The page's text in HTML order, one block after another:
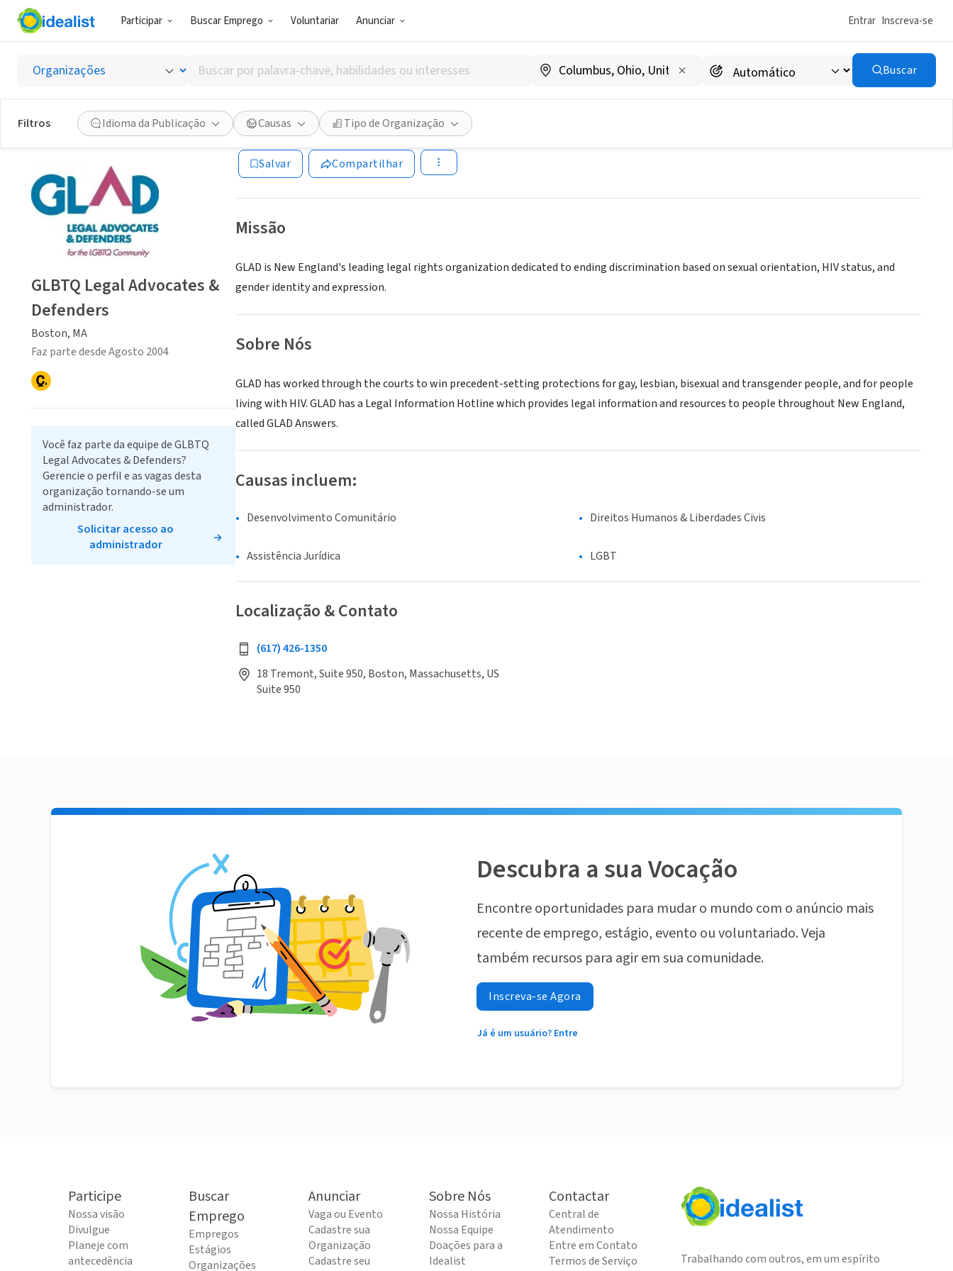
Participar Buscar Emprego Voluntariar Anunciar Entrar Inscreva-se
Buscar
por
palavra-
chave,
habilidades
ou
interesses
Buscar
Filtros Idioma da Publicação Causas Tipo de Organização
GLBTQ Legal Advocates & Defenders
Boston, MA www.glad.org
Salvar Compartilhar
Missão
GLAD is New England's leading legal rights organization dedicated to ending discrimination based on sexual orientation, HIV status, and
gender identity and expression.
Sobre Nós
GLAD has worked through the courts to win precedent-setting protections for gay, lesbian, bisexual and transgender people, and for people
living with HIV. GLAD has a Legal Information Hotline which provides legal information and resources to people throughout New England,
called GLAD Answers.
Causas incluem:
Desenvolvimento Comunitário Direitos Humanos & Liberdades Civis
Assistência Jurídica LGBT
Localização & Contato
(617) 426-1350
18 Tremont, Suite 950, Boston, Massachusetts, US
Suite 950
GLBTQ Legal Advocates &
Defenders
Boston, MA
Faz parte desde Agosto 2004
Você faz parte da equipe de GLBTQ
Legal Advocates & Defenders?
Gerencie o perfil e as vagas desta
organização tornando-se um
administrador.
Solicitar acesso ao
administrador
Descubra a sua Vocação
Encontre oportunidades para mudar o mundo com o anúncio mais
recente de emprego, estágio, evento ou voluntariado. Veja
também recursos para agir em sua comunidade.
Inscreva-se Agora
Já é um usuário? Entre
Participe
Nossa visão
Divulgue
Planeje com
antecedência
Buscar
Emprego
Empregos
Estágios
Organizações
Anunciar
Vaga ou Evento
Cadastre sua
Organização
Cadastre seu
Sobre Nós
Nossa História
Nossa Equipe
Doações para a
Idealist
Contactar
Central de
Atendimento
Entre em Contato
Termos de Serviço
Trabalhando com outros, em um espírito